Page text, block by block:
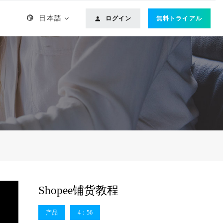
日本語 ログイン 無料トライアル
Shopee铺货教程
产品 4：56